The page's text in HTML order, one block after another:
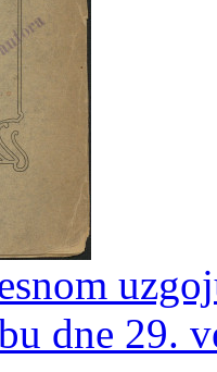
dne 29.